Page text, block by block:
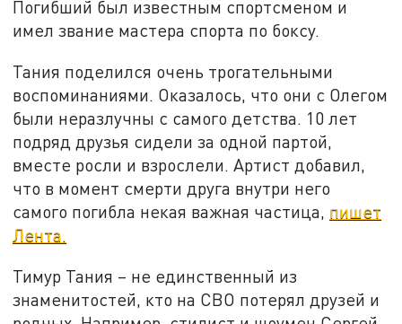
Погибший был известным спортсменом и
имел звание мастера спорта по боксу.
Тания поделился очень трогательными
воспоминаниями. Оказалось, что они с Олегом
были неразлучны с самого детства. 10 лет
подряд друзья сидели за одной партой,
вместе росли и взрослели. Артист добавил,
что в момент смерти друга внутри него
самого погибла некая важная частица, пишет
Лента.
Тимур Тания – не единственный из
знаменитостей, кто на СВО потерял друзей и